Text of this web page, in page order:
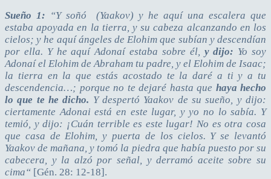
Sueño 1: “Y soñó (Yaakov) y he aquí una escalera que
estaba apoyada en la tierra, y su cabeza alcanzando en los
cielos; y he aquí ángeles de Elohim que subían y descendían
por ella. Y he aquí Adonaí estaba sobre él, y dijo: Yo soy
Adonaí el Elohim de Abraham tu padre, y el Elohim de Isaac;
la tierra en la que estás acostado te la daré a ti y a tu
descendencia…; porque no te dejaré hasta que haya hecho
lo que te he dicho. Y despertó Yaakov de su sueño, y dijo:
ciertamente Adonai está en este lugar, y yo no lo sabía. Y
temió, y dijo: ¡Cuán terrible es este lugar! No es otra cosa
que casa de Elohim, y puerta de los cielos. Y se levantó
Yaakov de mañana, y tomó la piedra que había puesto por su
cabecera, y la alzó por señal, y derramó aceite sobre su
cima“ [Gén. 28: 12-18].